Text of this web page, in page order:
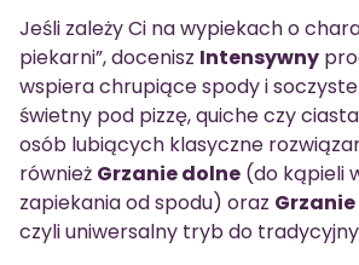
Jeśli zależy Ci na wypiekach o
piekarni”, docenisz Intensywny
wspiera chrupiące spody i
świetny pod pizzę, quiche czy
osób lubiących klasyczne
również Grzanie dolne (do kąpieli
zapiekania od spodu) oraz
czyli uniwersalny tryb do